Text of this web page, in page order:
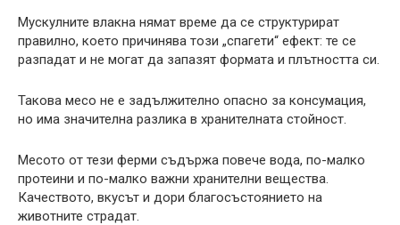
Мускулните влакна нямат време да се структурират
правилно, което причинява този „спагети“ ефект: те се
разпадат и не могат да запазят формата и плътността си.
Такова месо не е задължително опасно за консумация,
но има значителна разлика в хранителната стойност.
Месото от тези ферми съдържа повече вода, по-малко
протеини и по-малко важни хранителни вещества.
Качеството, вкусът и дори благосъстоянието на
животните страдат.